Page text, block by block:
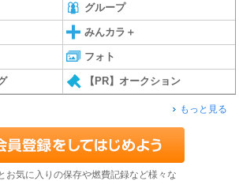
グループ
みんカラ＋
フォト
【PR】オークション
もっと見る
お気に入りの保存や燃費記録など様々な